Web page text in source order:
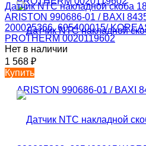
Датчик NTC накладной скоба
ARISTON 990686-01 / BAXI
200025366, 605400015/
PROTHERM 0020119602
Нет в наличии
1 568 ₽
Купить